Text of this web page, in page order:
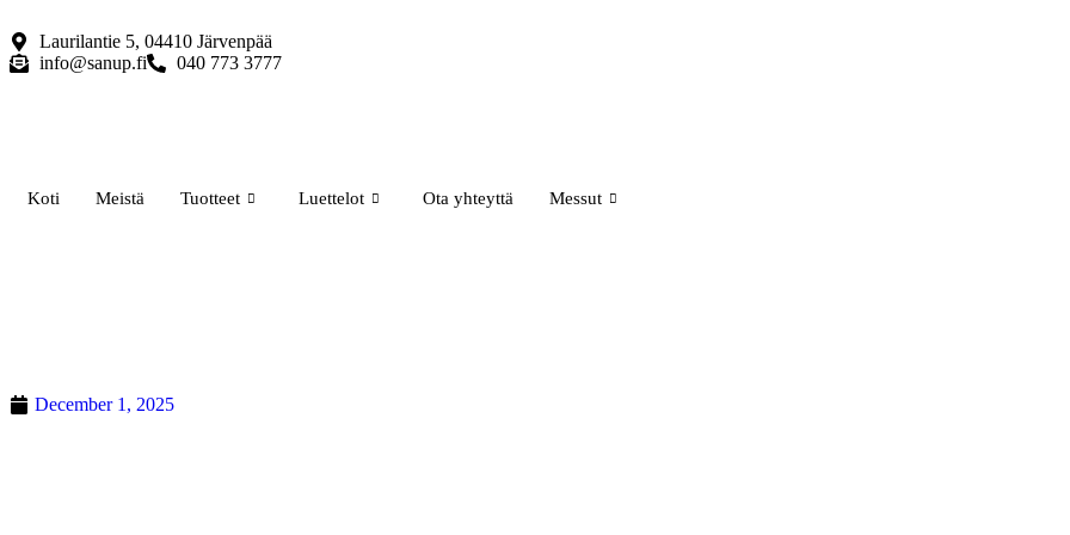
Laurilantie 5, 04410 Järvenpää
info@sanup.fi
040 773 3777
Koti Meistä Tuotteet Luettelot Ota yhteyttä Messut
December 1, 2025